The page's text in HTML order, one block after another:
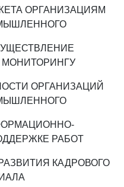
ОРГАНИЗАЦИЯМ
ОРГАНИЗАЦИЙ
РАБОТ
КАДРОВОГО